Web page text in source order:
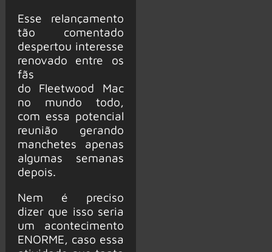
Esse relançamento
tão comentado
despertou interesse
renovado entre os
fãs
do Fleetwood Mac
no mundo todo,
com essa potencial
reunião gerando
manchetes apenas
algumas semanas
depois.
Nem é preciso
dizer que isso seria
um acontecimento
ENORME, caso essa